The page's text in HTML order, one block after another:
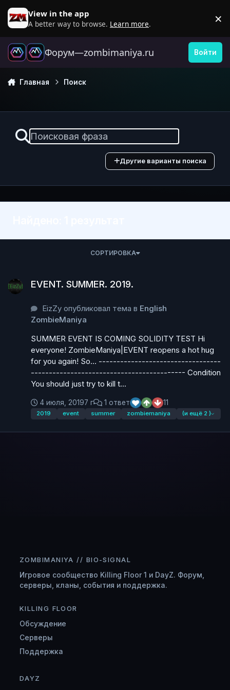
Перейти к содержанию
View in the app
A better way to browse. Learn more. ×
Форум—zombimaniya.ru Войти
Главная Поиск
Другие варианты поиска
СОРТИРОВКА
EVENT. SUMMER. 2019.
EizZy опубликовал тема в English
ZombieManiya
SUMMER EVENT IS COMING SOLIDITY TEST Hi
everyone! ZombieManiya|EVENT reopens a hot hug
for you again! So... ----------------------------------
------------------------------------------- Condition
You should just try to kill t...
4 июля, 20197 г 1 ответ 11
2019 event summer zombiemaniya (и ещё 2 )
ZOMBIMANIYA // BIO-SIGNAL
Игровое сообщество Killing Floor 1 и DayZ. Форум,
серверы, кланы, события и поддержка.
KILLING FLOOR
Обсуждение
Серверы
Поддержка
DAYZ